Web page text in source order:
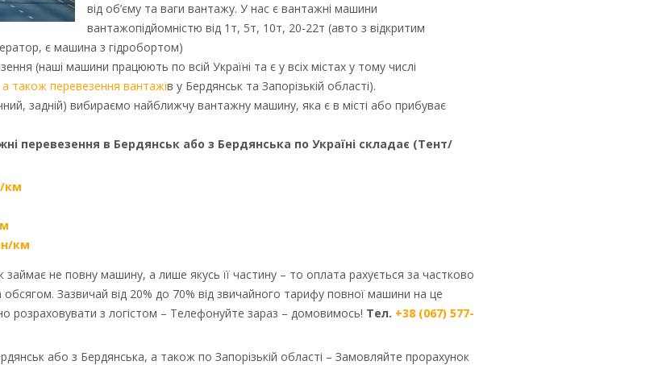
від об’єму та ваги вантажу. У нас є вантажні машини
вантажопідйомністю від 1т, 5т, 10т, 20-22т (авто з відкритим
є машина з гідробортом)
(наші машини працюють по всій Україні та є у всіх містах у тому числі
також перевезення вантажів у Бердянськ та Запорізькій області).
задній) вибираємо найближчу вантажну машину, яка є в місті або прибуває
перевезення в Бердянськ або з Бердянська по Україні складає (Тент/
км
км
не повну машину, а лише якусь її частину – то оплата рахується за частково
Зазвичай від 20% до 70% від звичайного тарифу повної машини на це
розраховувати з логістом – Телефонуйте зараз – домовимось! Тел. +38 (067) 577-
або з Бердянська, а також по Запорізькій області – Замовляйте прорахунок